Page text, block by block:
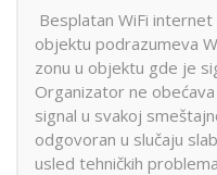
Besplatan WiFi
objektu podrazumeva
zonu u objektu gde je
Organizator ne
signal u svakoj
odgovoran u slučaju
usled tehničkih